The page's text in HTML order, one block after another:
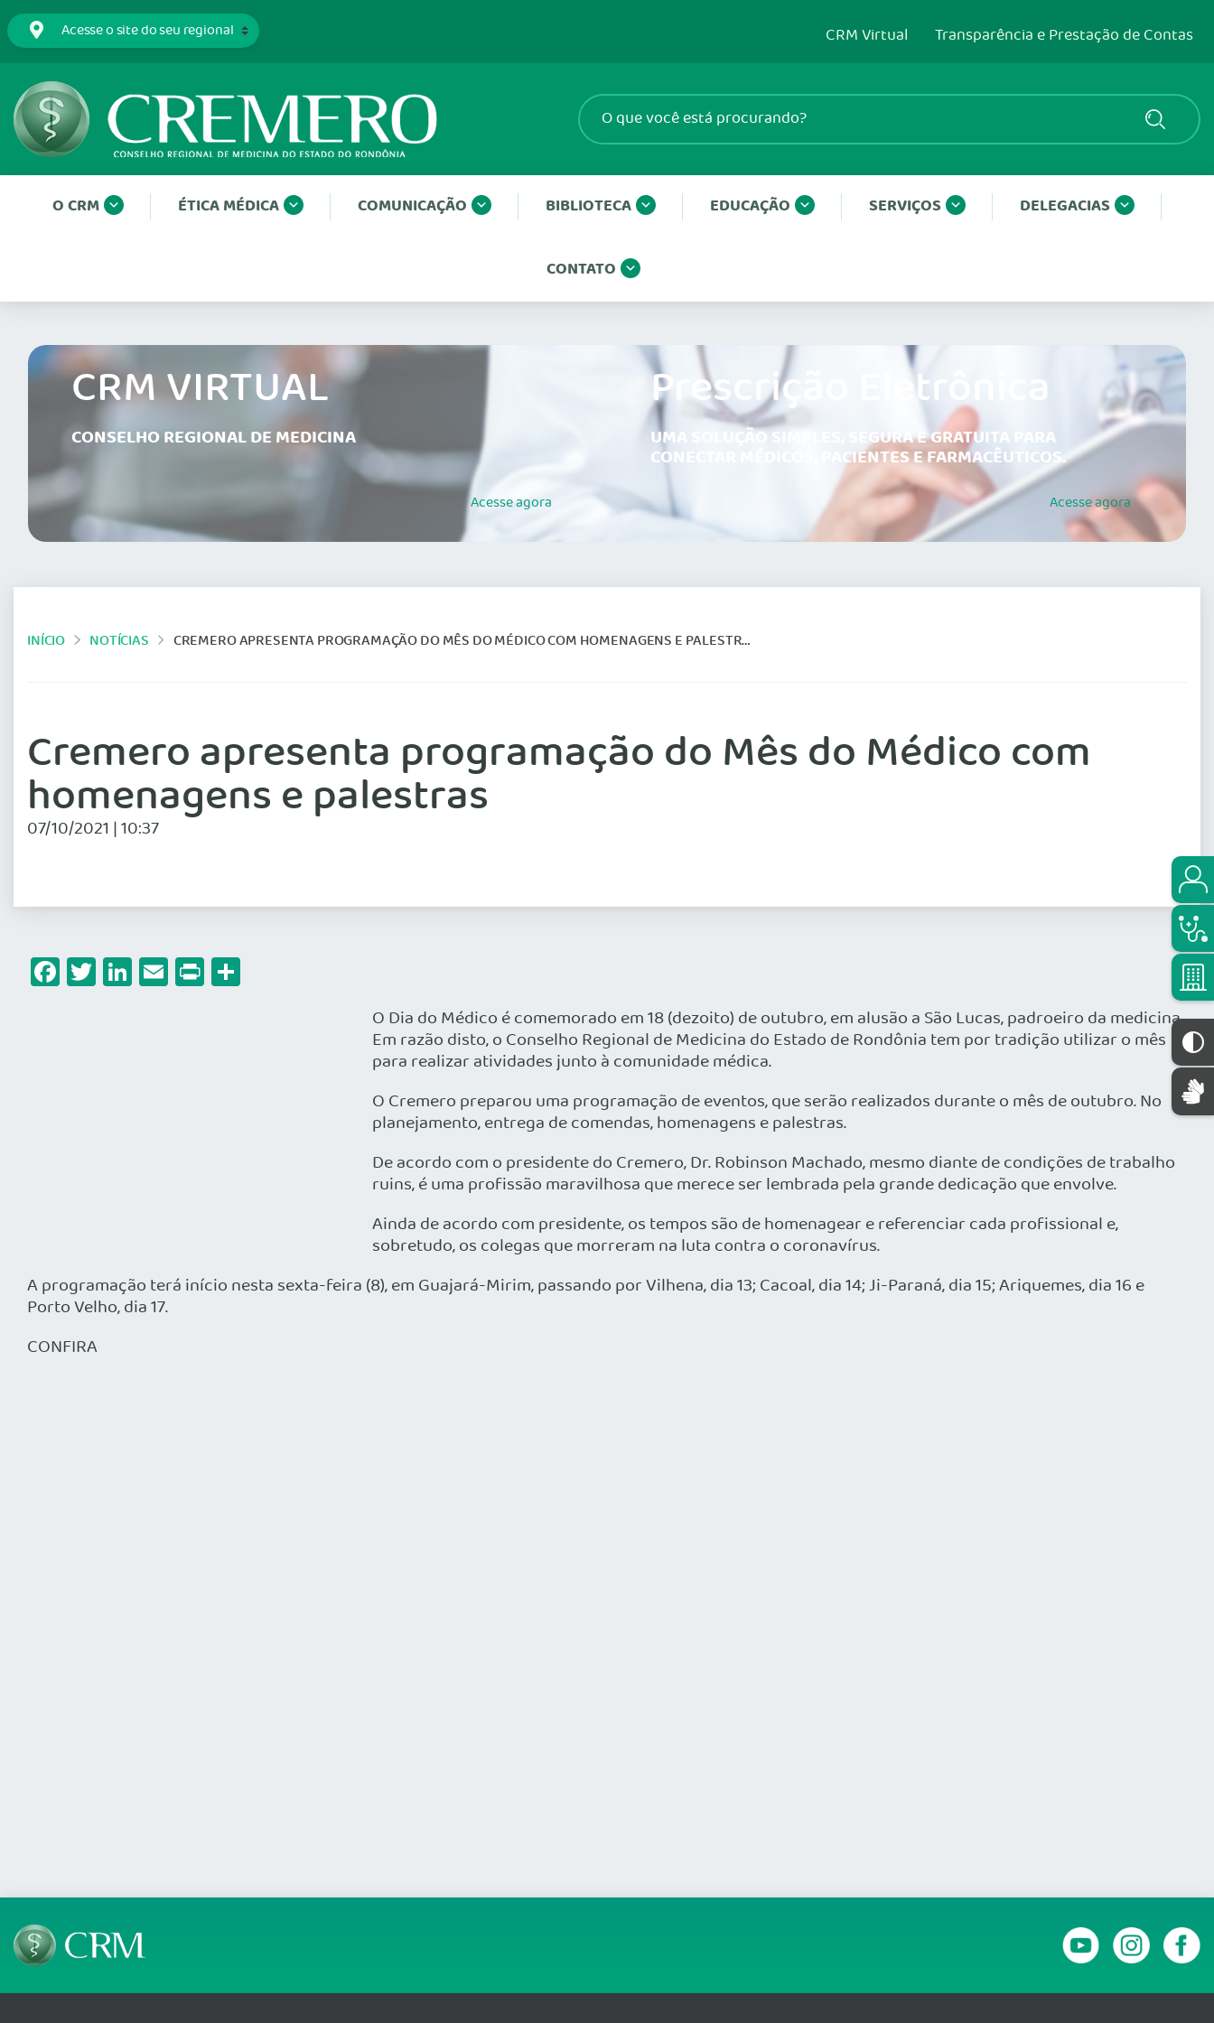
CRM Virtual Transparência e Prestação de Contas
O CRM ÉTICA MÉDICA COMUNICAÇÃO BIBLIOTECA EDUCAÇÃO SERVIÇOS DELEGACIAS
CONTATO
CRM VIRTUAL
CONSELHO REGIONAL DE MEDICINA
Acesseagora
Prescrição Eletrônica
UMA SOLUÇÃO SIMPLES, SEGURA E GRATUITA PARA
CONECTAR MÉDICOS, PACIENTES E FARMACÊUTICOS.
Acesseagora
INÍCIO NOTÍCIAS CREMERO APRESENTA PROGRAMAÇÃO DO MÊS DO MÉDICO COM HOMENAGENS E PALESTRAS
Cremero apresenta programação do Mês do Médico com
homenagens e palestras
07/10/2021 | 10:37
Facebook
Twitter
LinkedIn
Email
Print
O Dia do Médico é comemorado em 18 (dezoito) de outubro, em alusão a São Lucas, padroeiro da medicina.
Em razão disto, o Conselho Regional de Medicina do Estado de Rondônia tem por tradição utilizar o mês
para realizar atividades junto à comunidade médica.
O Cremero preparou uma programação de eventos, que serão realizados durante o mês de outubro. No
planejamento, entrega de comendas, homenagens e palestras.
De acordo com o presidente do Cremero, Dr. Robinson Machado, mesmo diante de condições de trabalho
ruins, é uma profissão maravilhosa que merece ser lembrada pela grande dedicação que envolve.
Ainda de acordo com presidente, os tempos são de homenagear e referenciar cada profissional e,
sobretudo, os colegas que morreram na luta contra o coronavírus.
A programação terá início nesta sexta-feira (8), em Guajará-Mirim, passando por Vilhena, dia 13; Cacoal, dia 14; Ji-Paraná, dia 15; Ariquemes, dia 16 e
Porto Velho, dia 17.
CONFIRA